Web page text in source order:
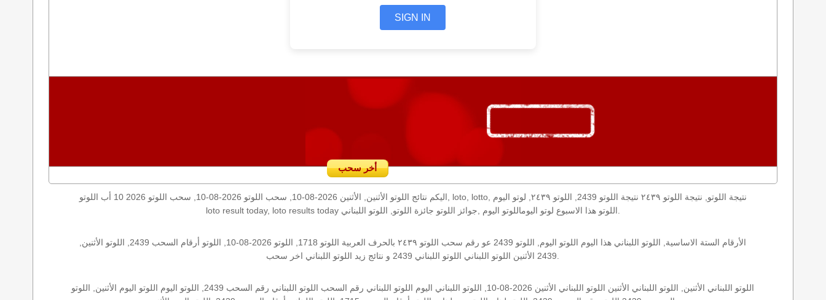
SIGN IN
أخر سحب
اليكم نتائج اللوتو الأثنين, الأثنين 2026-08-10, سحب اللوتو 2026-08-10, سحب اللوتو 2026 10 أب اللوتو, loto, lotto, نتيجة اللوتو, نتيجة اللوتو ٢٤٣٩ نتيجة اللوتو 2439, اللوتو ٢٤٣٩, لوتو اليوم
الأرقام الستة الاساسية, اللوتو اللبناني هذا اليوم اللوتو اليوم, اللوتو 2439 عو رقم سحب اللوتو ٢٤٣٩ بالحرف العربية اللوتو 1718, اللوتو 2026-08-10, اللوتو أرقام السحب 2439, اللوتو الأثنين,
اللوتو اللبناني الأثنين, اللوتو اللبناني الأثنين اللوتو اللبناني الأثنين 2026-08-10, اللوتو اللبناني اليوم اللوتو اللبناني رقم السحب اللوتو اللبناني رقم السحب 2439, اللوتو اليوم اللوتو اليوم الأثنين, اللوتو